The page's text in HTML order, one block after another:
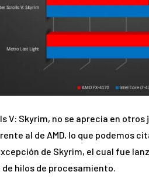
V: Skyrim, no se aprecia en
al de AMD, lo que podemos
de Skyrim, el cual fue
hilos de procesamiento.